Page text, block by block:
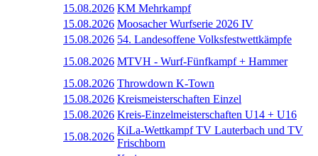
15.08.2026 KM Mehrkampf
15.08.2026 Moosacher Wurfserie 2026 IV
15.08.2026 54. Landesoffene Volksfestwettkämpfe
15.08.2026 MTVH - Wurf-Fünfkampf + Hammer
15.08.2026 Throwdown K-Town
15.08.2026 Kreismeisterschaften Einzel
15.08.2026 Kreis-Einzelmeisterschaften U14 + U16
15.08.2026
KiLa-Wettkampf TV Lauterbach und TV
Frischborn